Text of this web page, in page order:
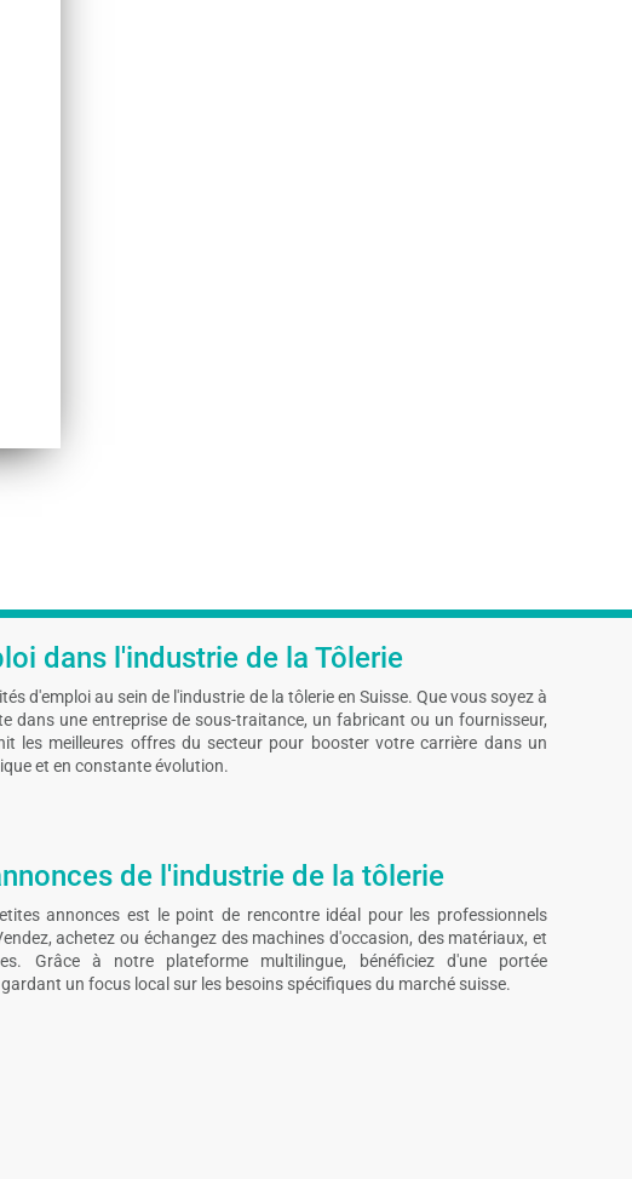
dans l'industrie de la Tôlerie
d'emploi au sein de l'industrie de la tôlerie en Suisse. Que vous soyez à
dans une entreprise de sous-traitance, un fabricant ou un fournisseur,
les meilleures offres du secteur pour booster votre carrière dans un
et en constante évolution.
de l'industrie de la tôlerie
annonces est le point de rencontre idéal pour les professionnels
achetez ou échangez des machines d'occasion, des matériaux, et
Grâce à notre plateforme multilingue, bénéficiez d'une portée
un focus local sur les besoins spécifiques du marché suisse.